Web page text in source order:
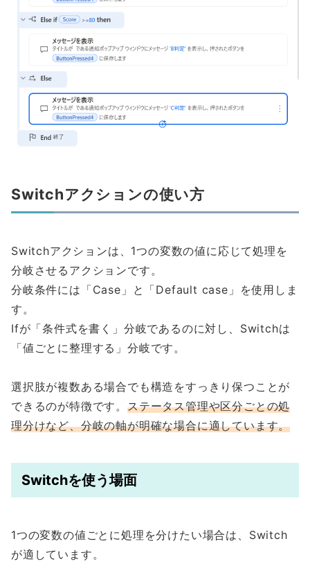
Switchアクションの使い方
Switchアクションは、1つの変数の値に応じて処理を
分岐させるアクションです。
分岐条件には「Case」と「Default case」を使用しま
す。
Ifが「条件式を書く」分岐であるのに対し、Switchは
「値ごとに整理する」分岐です。
選択肢が複数ある場合でも構造をすっきり保つことが
できるのが特徴です。 ステータス管理や区分ごとの処
理分けなど、分岐の軸が明確な場合に適しています。
Switchを使う場面
1つの変数の値ごとに処理を分けたい場合は、Switch
が適しています。